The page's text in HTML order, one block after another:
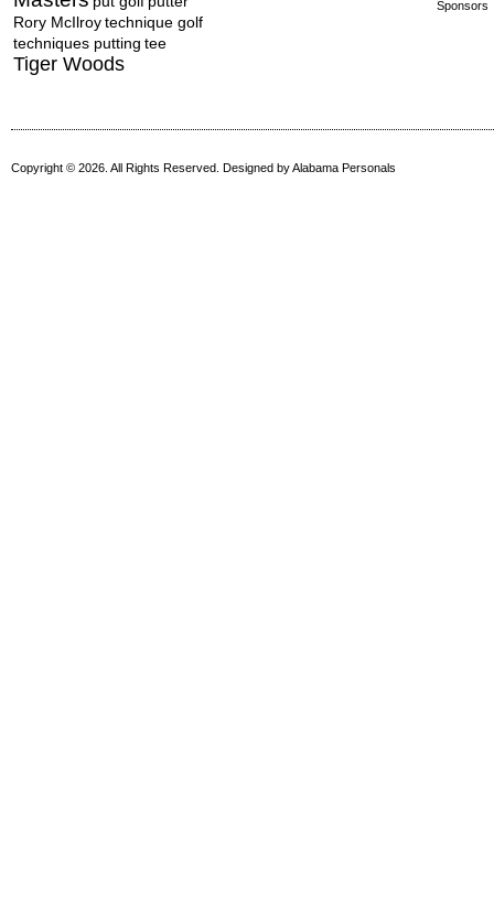
Rory McIlroytechnique golf
techniques putting tee
Tiger Woods
Sponsors
Copyright © 2026. All Rights Reserved. Designed byAlabama Personals